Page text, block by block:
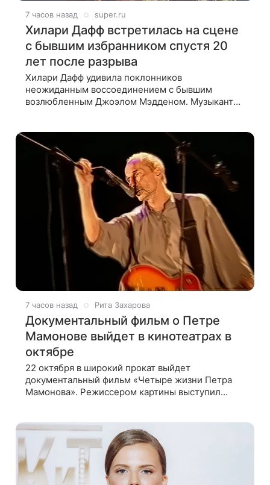
7 часов назад super.ru
Хилари Дафф встретилась на сцене
с бывшим избранником спустя 20
лет после разрыва
Хилари Дафф удивила поклонников
неожиданным воссоединением с бывшим
возлюбленным Джоэлом Мэдденом. Музыкант
Lucky Me» — спустя
7 часов назад Рита Захарова
Документальный фильм о Петре
Мамонове выйдет в кинотеатрах в
октябре
22 октября в широкий прокат выйдет
документальный фильм «Четыре жизни Петра
Мамонова». Режиссером картины выступил
Новая работа